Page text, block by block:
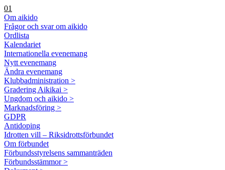
01
Om aikido
Frågor och svar om aikido
Ordlista
Kalendariet
Internationella evenemang
Nytt evenemang
Ändra evenemang
Klubbadministration >
Gradering Aikikai >
Ungdom och aikido >
Marknadsföring >
GDPR
Antidoping
Idrotten vill – Riksidrottsförbundet
Om förbundet
Förbundsstyrelsens sammanträden
Förbundsstämmor >